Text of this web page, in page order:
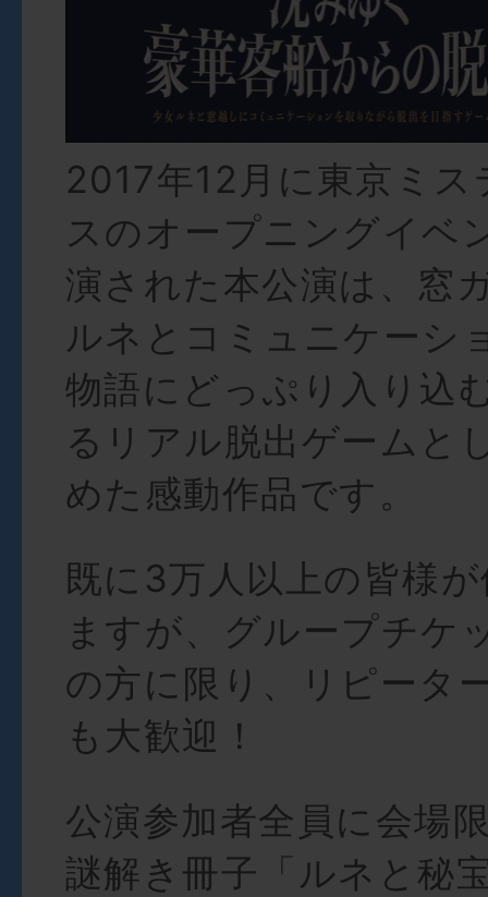
2017年12月に東京ミス
スのオープニングイベ
演された本公演は、窓
ルネとコミュニケーシ
物語にどっぷり入り込
るリアル脱出ゲームと
めた感動作品です。
既に3万人以上の皆様
ますが、グループチケ
の方に限り、リピータ
も大歓迎！
公演参加者全員に会場
謎解き冊子「ルネと秘